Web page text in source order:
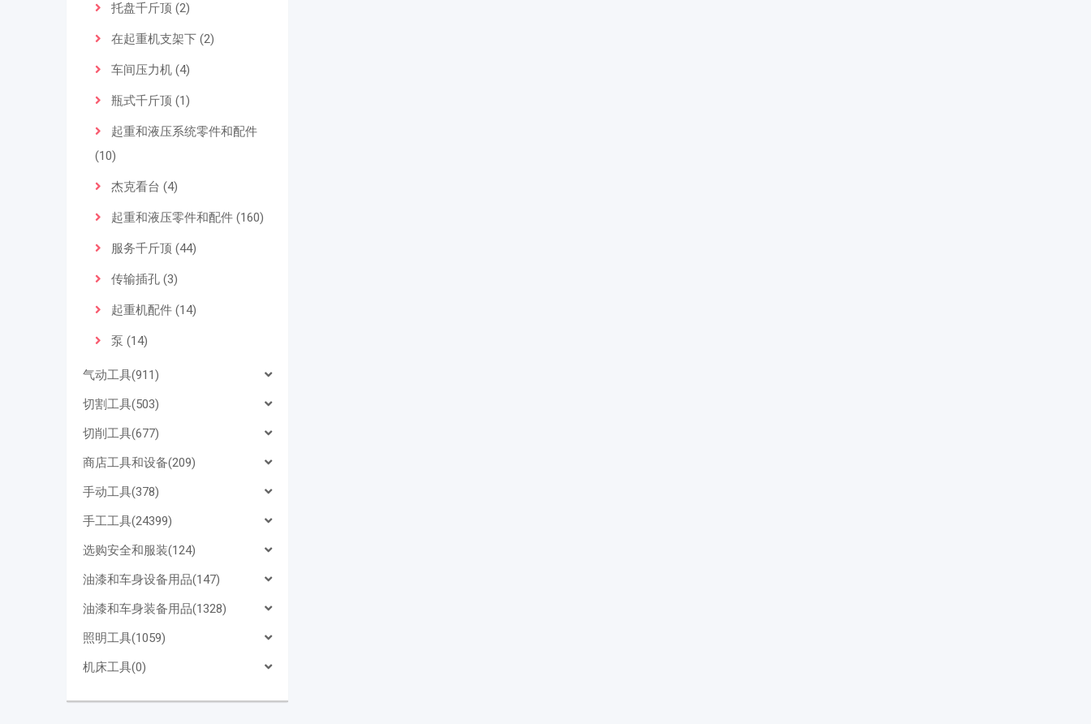
托盘千斤顶 (2)
在起重机支架下 (2)
车间压力机 (4)
瓶式千斤顶 (1)
起重和液压系统零件和配件
(10)
杰克看台 (4)
起重和液压零件和配件 (160)
服务千斤顶 (44)
传输插孔 (3)
起重机配件 (14)
泵 (14)
气动工具(911)
切割工具(503)
切削工具(677)
商店工具和设备(209)
手动工具(378)
手工工具(24399)
选购安全和服装(124)
油漆和车身设备用品(147)
油漆和车身装备用品(1328)
照明工具(1059)
机床工具(0)